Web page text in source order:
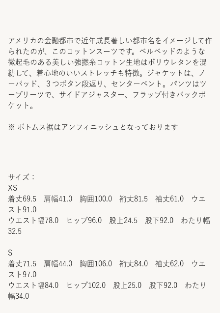
アメリカの金融都市で近年成長著しい都市名をイメージして作
られたのが、このコットンスーツです。ベルベッドのような
微起毛のある美しい強撚糸コットン生地はポリウレタンを混
紡して、着心地のいいストレッチも特徴。ジャケットは、ノ
ーパッド、３つボタン段返り、センターベント。パンツはツ
ープリーツで、サイドアジャスター、フラップ付きバックポ
ケット。
※ ボトムス裾はアンフィニッシュとなっております
サイズ：
XS
着丈69.5 肩幅41.0 胸囲100.0 裄丈81.5 袖丈61.0 ウエ
スト91.0
ウエスト幅78.0 ヒップ96.0 股上24.5 股下92.0 わたり幅
32.5
S
着丈71.5 肩幅44.0 胸囲106.0 裄丈84.0 袖丈62.0 ウエ
スト97.0
ウエスト幅84.0 ヒップ102.0 股上25.0 股下92.0 わたり
幅34.0